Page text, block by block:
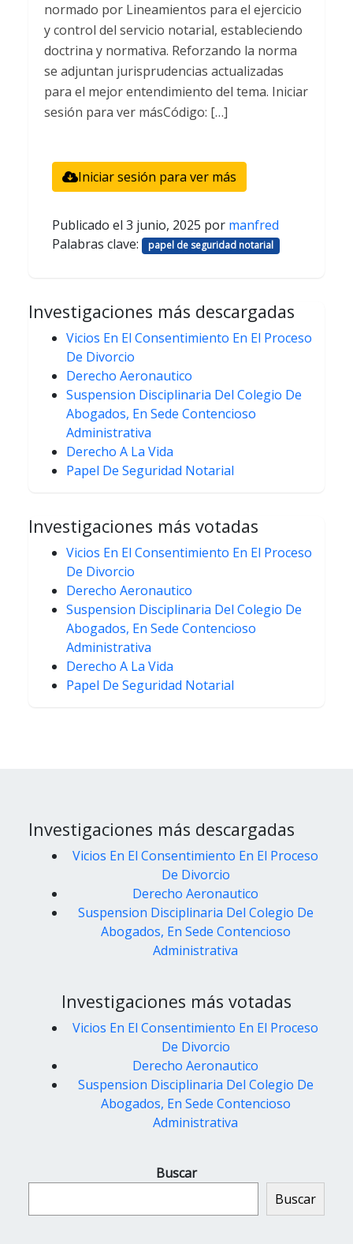
normado por Lineamientos para el ejercicio
y control del servicio notarial, estableciendo
doctrina y normativa. Reforzando la norma
se adjuntan jurisprudencias actualizadas
para el mejor entendimiento del tema. Iniciar
sesión para ver másCódigo: […]
Iniciar sesión para ver más
Publicado el 3 junio, 2025 por manfred
Palabras clave:
papel de seguridad notarial
Investigaciones más descargadas
Vicios En El Consentimiento En El Proceso
De Divorcio
Derecho Aeronautico
Suspension Disciplinaria Del Colegio De
Abogados, En Sede Contencioso
Administrativa
Derecho A La Vida
Papel De Seguridad Notarial
Investigaciones más votadas
Vicios En El Consentimiento En El Proceso
De Divorcio
Derecho Aeronautico
Suspension Disciplinaria Del Colegio De
Abogados, En Sede Contencioso
Administrativa
Derecho A La Vida
Papel De Seguridad Notarial
Investigaciones más descargadas
Vicios En El Consentimiento En El Proceso
De Divorcio
Derecho Aeronautico
Suspension Disciplinaria Del Colegio De
Abogados, En Sede Contencioso
Administrativa
Investigaciones más votadas
Vicios En El Consentimiento En El Proceso
De Divorcio
Derecho Aeronautico
Suspension Disciplinaria Del Colegio De
Abogados, En Sede Contencioso
Administrativa
Buscar
Buscar